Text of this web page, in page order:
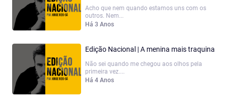
Acho que nem quando estamos uns com os
outros. Nem...
Há 3 Anos
Edição Nacional | A menina mais traquina
Não sei quando me chegou aos olhos pela
primeira vez....
Há 4 Anos